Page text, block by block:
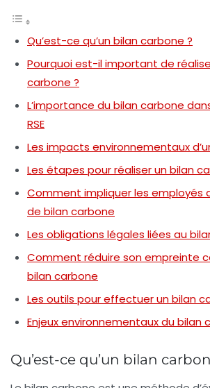
Qu’est-ce qu’un bilan carbone ?
Pourquoi est-il important de
carbone ?
L’importance du bilan carbone
RSE
Les impacts environnementaux
Les étapes pour réaliser un bilan
Comment impliquer les employés
de bilan carbone
Les obligations légales liées au
Comment réduire son empreinte
bilan carbone
Les outils pour effectuer un bilan
Enjeux environnementaux du bilan
Qu’est-ce qu’un bilan